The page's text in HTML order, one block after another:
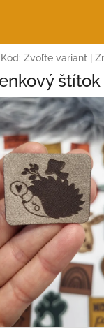
Kód: Zvoľte variant
štítok